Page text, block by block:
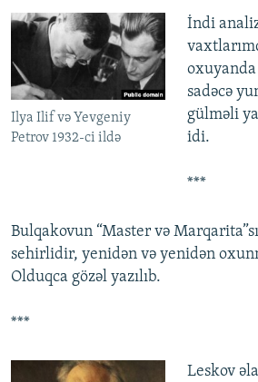
Ilya Ilif və Yevgeniy
Petrov 1932-ci ildə
İndi
sadəcə
gülməli
idi.
***
Bulqakovun “Master və
sehirlidir, yenidən və yenidən
Olduqca gözəl yazılıb.
***
Leskov